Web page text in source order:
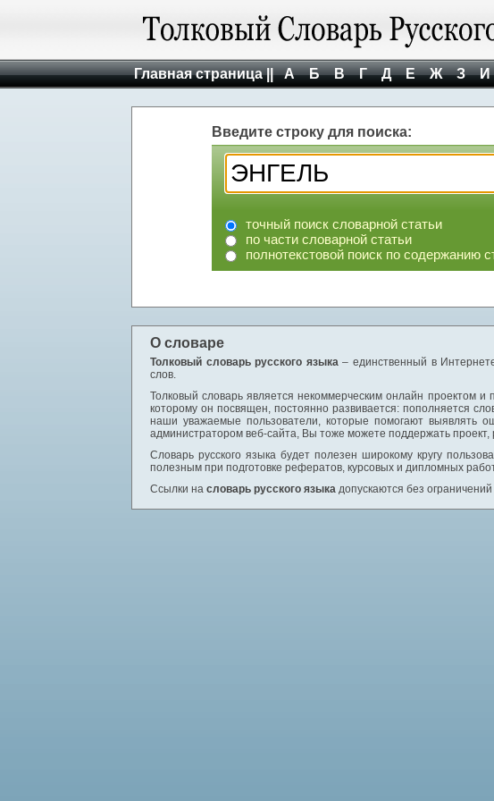
Главная страница || А Б В Г Д Е Ж З И
Введите строку для поиска:
точный поиск словарной статьи
по части словарной статьи
полнотекстовой поиск по содержанию
О словаре
Толковый словарь русского языка– единственный в
слов.
Толковый словарь является некоммерческим онлайн проектом и
которому он посвящен, постоянно развивается: пополняется
наши уважаемые пользователи, которые помогают выявлять
администратором веб-сайта, Вы тоже можете поддержать проект,
Словарь русского языка будет полезен широкому кругу
полезным при подготовке рефератов, курсовых и дипломных
Ссылки на словарь русского языка допускаются без